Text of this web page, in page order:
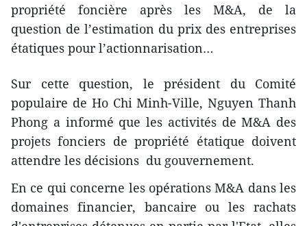
propriété foncière après les M&A, de la
question de l’estimation du prix des entreprises
étatiques pour l’actionnarisation…
Sur cette question, le président du Comité
populaire de Ho Chi Minh-Ville, Nguyen Thanh
Phong a informé que les activités de M&A des
projets fonciers de propriété étatique doivent
attendre les décisions du gouvernement.
En ce qui concerne les opérations M&A dans les
domaines financier, bancaire ou les rachats